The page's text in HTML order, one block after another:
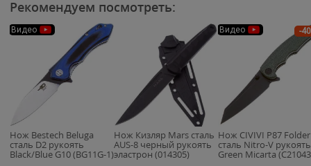
Рекомендуем посмотреть:
Видео
Нож Bestech Beluga
сталь D2 рукоять
Black/Blue G10 (BG11G-1)
Нож Кизляр Mars сталь
AUS-8 черный рукоять
эластрон (014305)
-
Видео
Нож CIVIVI P87 Folder
сталь Nitro-V рукоять
Green Micarta